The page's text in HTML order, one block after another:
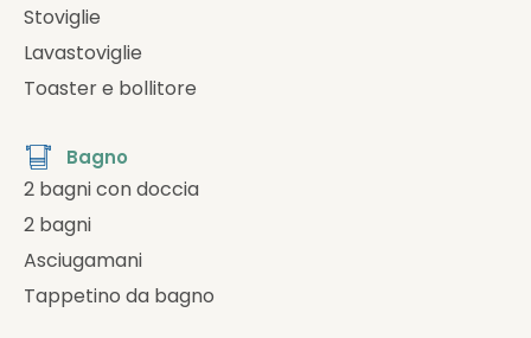
Stoviglie
Lavastoviglie
Toaster e bollitore
Bagno
2 bagni con doccia
2 bagni
Asciugamani
Tappetino da bagno